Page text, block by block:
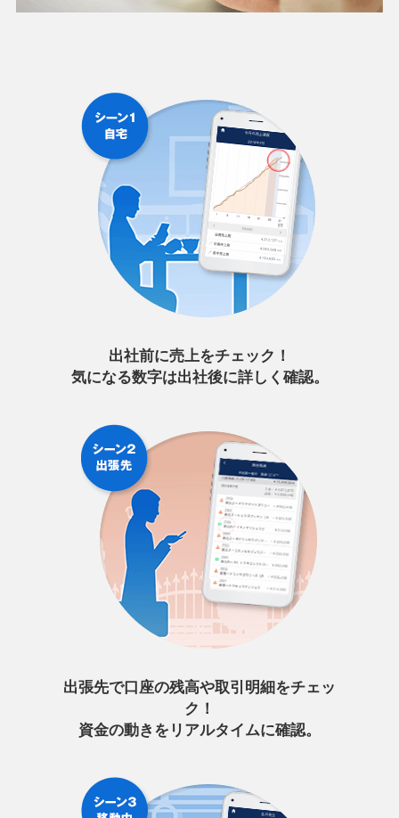
出社前に売上をチェック！
気になる数字は出社後に詳しく確認。
出張先で口座の残高や取引明細をチェッ
ク！
資金の動きをリアルタイムに確認。